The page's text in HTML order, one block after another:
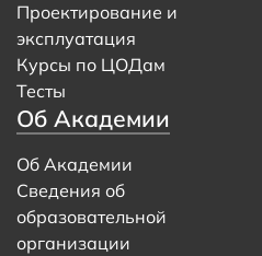
Проектирование и
эксплуатация
Курсы по ЦОДам
Тесты
Об Академии
Об Академии
Сведения об
образовательной
организации